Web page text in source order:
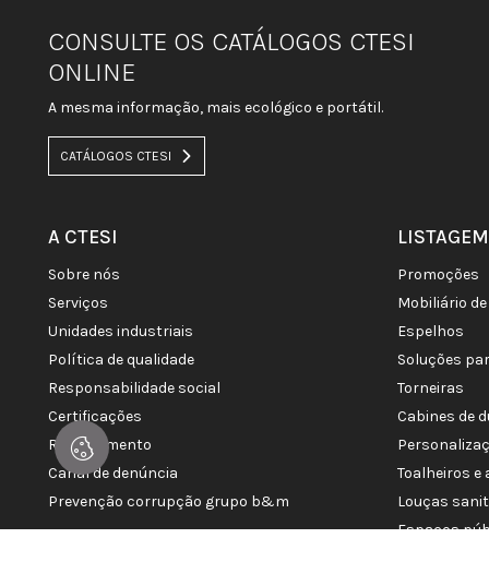
CONSULTE OS CATÁLOGOS CTESI
ONLINE
A mesma informação, mais ecológico e portátil.
CATÁLOGOS CTESI
A CTESI
sobre nós
serviços
unidades industriais
política de qualidade
responsabilidade social
certificações
recrutamento
canal de denúncia
prevenção corrupção grupo b&m
promoções
mobiliário
espelhos
soluções
torneiras
cabines de
toalheiros
louças
espaços